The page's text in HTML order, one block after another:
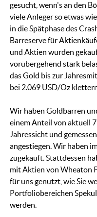
gesucht, wenn's an den
viele Anleger so etwas
in die Spätphase des
Barreserve für
und Aktien wurden
vorübergehend stark
das Gold bis zur
bei 2.069 USD/Oz
Wir haben Goldbarren
einem Anteil von aktuell
Jahressicht und
angestiegen. Wir haben
zugekauft. Stattdessen
mit Aktien von Wheaton
für uns genutzt, wie Sie
Portfoliobereichen
werden.